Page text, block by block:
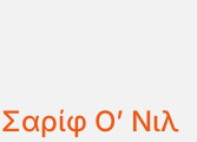
Ο’ Νιλ